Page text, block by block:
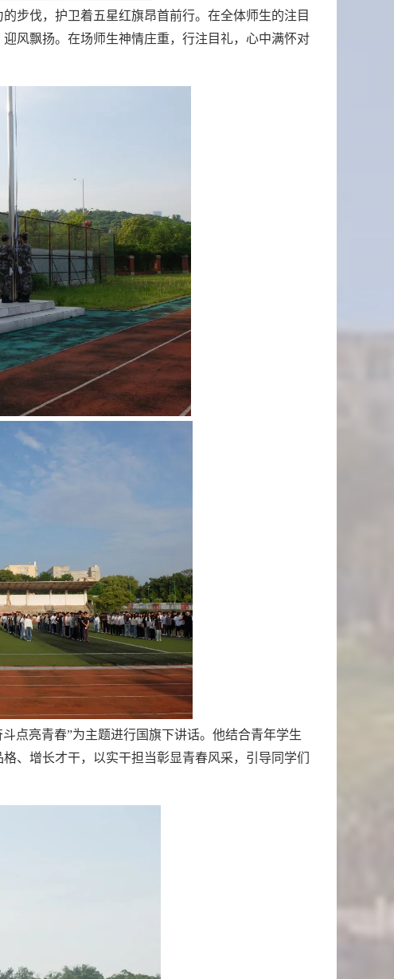
步伐，护卫着五星红旗昂首前行。在全体师生的注目
风飘扬。在场师生神情庄重，行注目礼，心中满怀对
点亮青春”为主题进行国旗下讲话。他结合青年学生
、增长才干，以实干担当彰显青春风采，引导同学们